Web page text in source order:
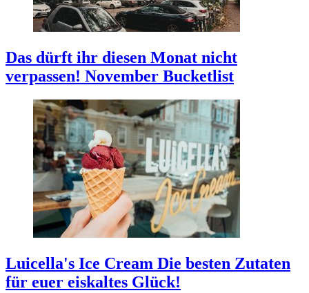
Das dürft ihr diesen Monat nicht
verpassen! November Bucketlist
Luicella's Ice Cream Die besten Zutaten
für euer eiskaltes Glück!